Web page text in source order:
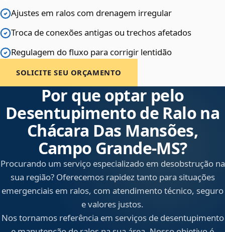
Ajustes em ralos com drenagem irregular
Troca de conexões antigas ou trechos afetados
Regulagem do fluxo para corrigir lentidão
SOLICITE SEU ORÇAMENTO
Por que optar pelo
Desentupimento de Ralo na
Chácara Das Mansões,
Campo Grande‑MS?
Procurando um serviço especializado em desobstrução na
sua região? Oferecemos rapidez tanto para situações
emergenciais em ralos, com atendimento técnico, seguro
e valores justos.
Nos tornamos referência em serviços de desentupimento